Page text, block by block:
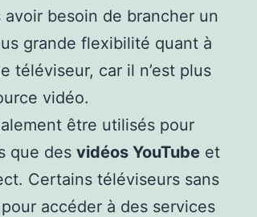
besoin de brancher un
grande flexibilité quant à
téléviseur, car il n’est plus
vidéo.
être utilisés pour
que des vidéos YouTube et
Certains téléviseurs sans
accéder à des services